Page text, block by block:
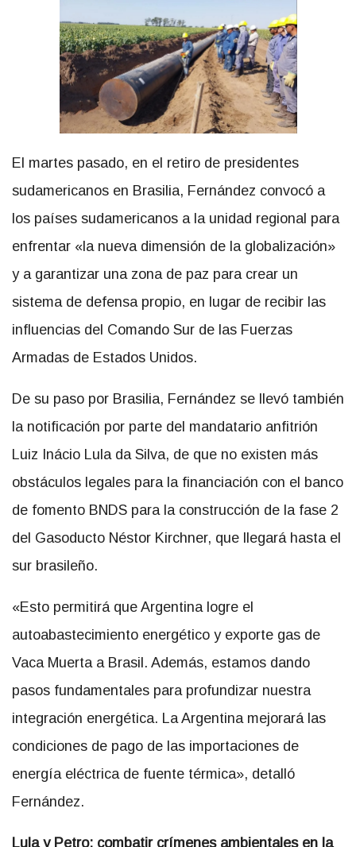
El martes pasado, en el retiro de presidentes
sudamericanos en Brasilia, Fernández convocó a
los países sudamericanos a la unidad regional para
enfrentar «la nueva dimensión de la globalización»
y a garantizar una zona de paz para crear un
sistema de defensa propio, en lugar de recibir las
influencias del Comando Sur de las Fuerzas
Armadas de Estados Unidos.
De su paso por Brasilia, Fernández se llevó también
la notificación por parte del mandatario anfitrión
Luiz Inácio Lula da Silva, de que no existen más
obstáculos legales para la financiación con el banco
de fomento BNDS para la construcción de la fase 2
del Gasoducto Néstor Kirchner, que llegará hasta el
sur brasileño.
«Esto permitirá que Argentina logre el
autoabastecimiento energético y exporte gas de
Vaca Muerta a Brasil. Además, estamos dando
pasos fundamentales para profundizar nuestra
integración energética. La Argentina mejorará las
condiciones de pago de las importaciones de
energía eléctrica de fuente térmica», detalló
Fernández.
Lula y Petro: combatir crímenes ambientales en la